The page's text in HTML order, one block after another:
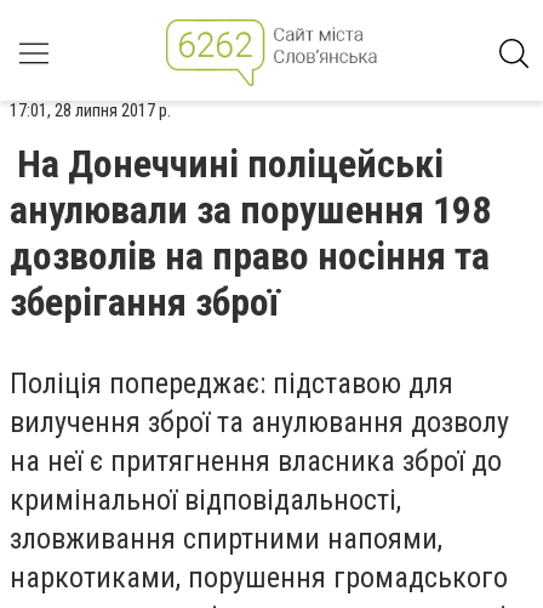
17:01, 28 липня 2017 р.
На Донеччині поліцейські
анулювали за порушення 198
дозволів на право носіння та
зберігання зброї
Поліція попереджає: підставою для
вилучення зброї та анулювання дозволу
на неї є притягнення власника зброї до
кримінальної відповідальності,
зловживання спиртними напоями,
наркотиками, порушення громадського